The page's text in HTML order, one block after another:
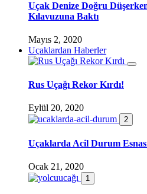
Uçak Denize Doğru
Kılavuzuna Baktı
Mayıs 2, 2020
Uçaklardan Haberler
Rus Uçağı Rekor Kırdı!
Eylül 20, 2020
2
Uçaklarda Acil Durum
Ocak 21, 2020
1